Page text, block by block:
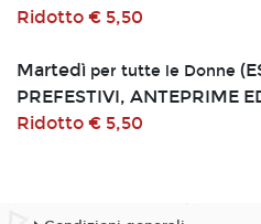
Ridotto € 5,50
Martedì per tutte le Donne
PREFESTIVI, ANTEPRIME
Ridotto € 5,50